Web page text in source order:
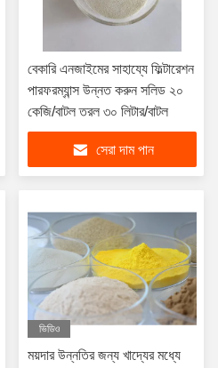
বেকারি এনজাইমের সাহায্যে ফিল্টারেশন
পারফরম্যান্স উন্নত করুন সলিড ২০
কেজি/বাটল তরল ৩০ লিটার/বাটল
সেরা দাম পান
ভিডিও
ময়দার উন্নতির জন্য খাদ্যের মধ্যে